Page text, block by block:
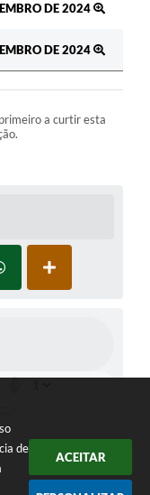
de
ACEITAR
DE 2024
DE 2024
a curtir esta